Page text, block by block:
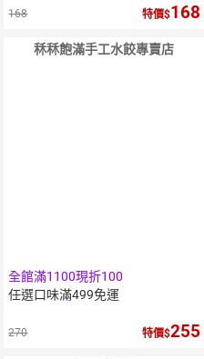
168 特價 168
秝秝飽滿手工水餃專賣店
全館滿1100現折100
任選口味滿499免運
270 特價 255